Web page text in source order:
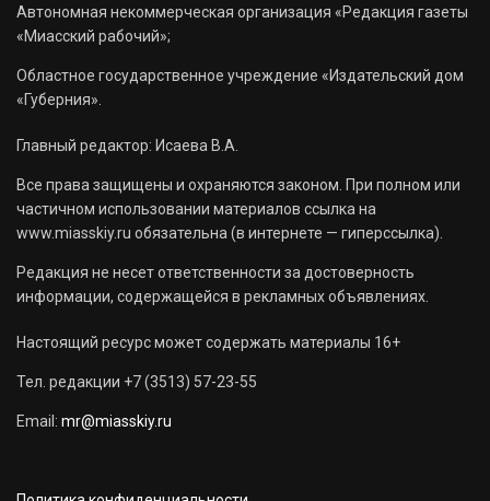
Автономная некоммерческая организация «Редакция газеты
«Миасский рабочий»;
Областное государственное учреждение «Издательский дом
«Губерния».
Главный редактор: Исаева В.А.
Все права защищены и охраняются законом. При полном или
частичном использовании материалов ссылка на
www.miasskiy.ru обязательна (в интернете — гиперссылка).
Редакция не несет ответственности за достоверность
информации, содержащейся в рекламных объявлениях.
Настоящий ресурс может содержать материалы 16+
Тел. редакции +7 (3513) 57-23-55
Email: mr@miasskiy.ru